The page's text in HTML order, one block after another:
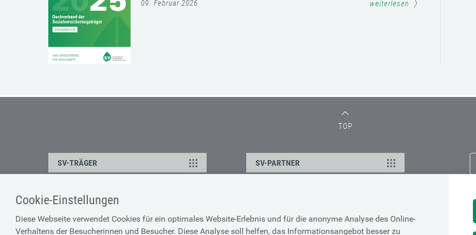
Cookie-Einstellungen
Diese Webseite verwendet Cookies für ein optimales Website-Erlebnis und für die anonyme Analyse des Online-
Verhaltens der Besucherinnen und Besucher. Diese Analyse soll helfen, das Informationsangebot besser zu
09. Februar 2026
weiterlesen
TOP
SV-TRÄGER SV-PARTNER
ÜBER UNS
Kontakt
Barrierefreiheitserklärung
Cookie-Erklärung